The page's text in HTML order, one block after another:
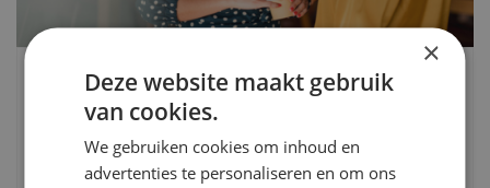
09 februari 2026
Raad van Toezicht en
zorghervormingen: dit verandert
×
Deze website maakt gebruik
van cookies.
We gebruiken cookies om inhoud en
advertenties te personaliseren en om ons